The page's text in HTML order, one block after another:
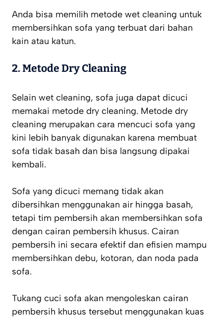
Anda bisa memilih metode wet cleaning untuk
membersihkan sofa yang terbuat dari bahan
kain atau katun.
2. Metode Dry Cleaning
Selain wet cleaning, sofa juga dapat dicuci
memakai metode dry cleaning. Metode dry
cleaning merupakan cara mencuci sofa yang
kini lebih banyak digunakan karena membuat
sofa tidak basah dan bisa langsung dipakai
kembali.
Sofa yang dicuci memang tidak akan
dibersihkan menggunakan air hingga basah,
tetapi tim pembersih akan membersihkan sofa
dengan cairan pembersih khusus. Cairan
pembersih ini secara efektif dan efisien mampu
membersihkan debu, kotoran, dan noda pada
sofa.
Tukang cuci sofa akan mengoleskan cairan
pembersih khusus tersebut menggunakan kuas